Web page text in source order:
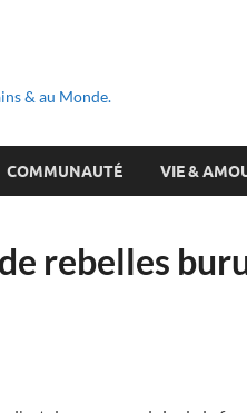
& au Monde.
COMMUNAUTÉ VIE &
rebelles